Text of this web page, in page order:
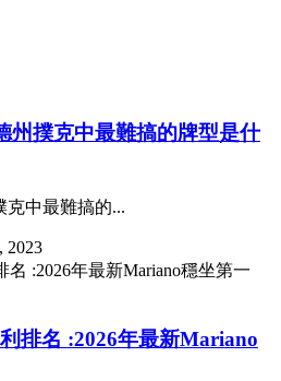
州撲克中最難搞的牌型是什
克中最難搞的...
2023
排名 :2026年最新Mariano